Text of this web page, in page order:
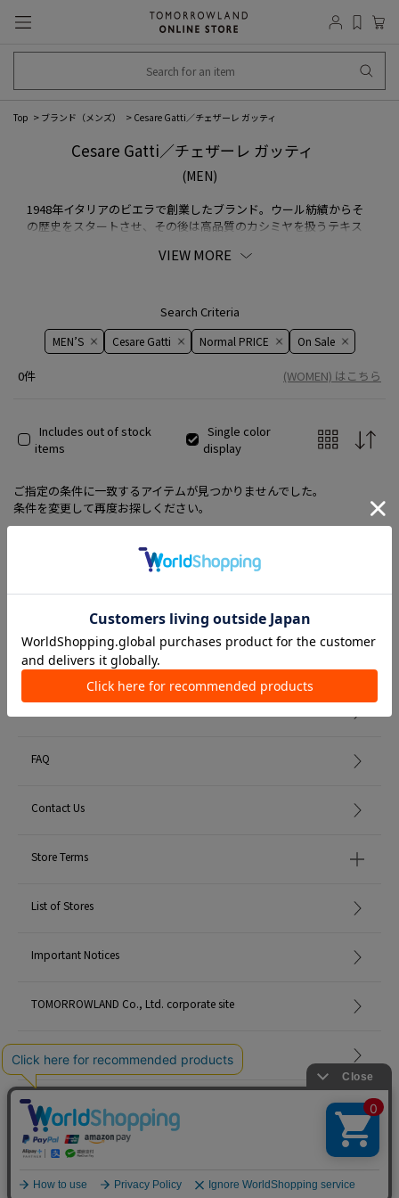
Top ブランド（メンズ） Cesare Gatti／チェザーレ ガッティ
Cesare Gatti／チェザーレ ガッティ
(MEN)
1948年イタリアのビエラで創業したブランド。ウール紡績からそ
の歴史をスタートさせ、その後は高品質のカシミヤを扱うテキス
ビジネスを支えてきました。生産地であるビエラは軟水の水源が
色、フィニッシュまでほぼ全ての工程を自社で一貫して行ってい
ます。
VIEW MORE
Search Criteria
MEN’S Cesare Gatti Normal PRICE On ​​Sale​​
0件 (WOMEN) はこちら
Includes out of stock
items
Single color
display
ご指定の条件に一致するアイテムが見つかりませんでした。
条件を変更して再度お探しください。
Member Services
FAQ
Contact Us
Store Terms
List of Stores
Important Notices
TOMORROWLAND Co., Ltd. corporate site
Careers
Site Map
English